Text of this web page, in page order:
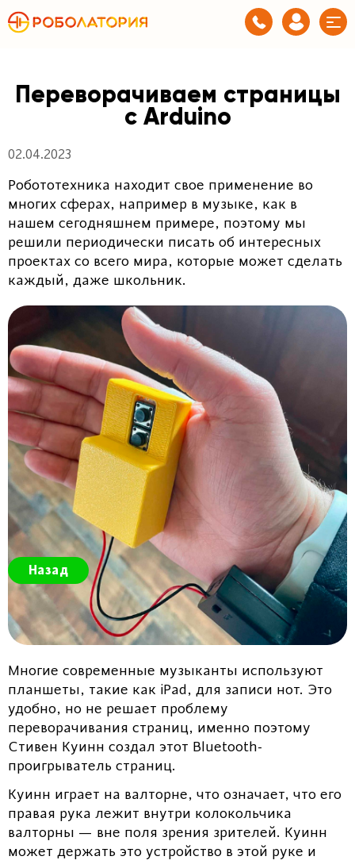
Назад
Переворачиваем страницы
с Arduino
02.04.2023
Робототехника находит свое применение во
многих сферах, например в музыке, как в
нашем сегодняшнем примере, поэтому мы
решили периодически писать об интересных
проектах со всего мира, которые может сделать
каждый, даже школьник.
Многие современные музыканты используют
планшеты, такие как iPad, для записи нот. Это
удобно, но не решает проблему
переворачивания страниц, именно поэтому
Стивен Куинн создал этот Bluetooth-
проигрыватель страниц.
Куинн играет на валторне, что означает, что его
правая рука лежит внутри колокольчика
валторны — вне поля зрения зрителей. Куинн
может держать это устройство в этой руке и